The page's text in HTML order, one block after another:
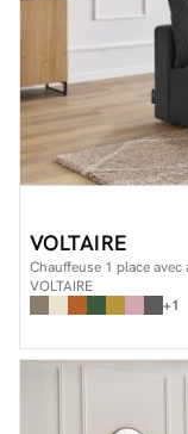
VOLTAIRE
Chauffeuse 1 place
VOLTAIRE
+1